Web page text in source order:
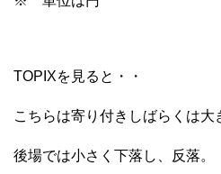
TOPIXを見ると・・
こちらは寄り付きしばらくは大
後場では小さく下落し、反落。